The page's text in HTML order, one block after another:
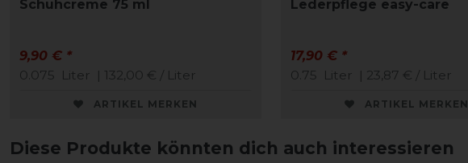
Schuhcreme 75 ml
9,90 € *
0.075 Liter | 132,00 € / Liter
ARTIKEL MERKEN
Lederpflege easy-care
17,90 € *
0.75 Liter | 23,87 € / Liter
ARTIKEL MERKEN
Diese Produkte könnten dich auch interessieren